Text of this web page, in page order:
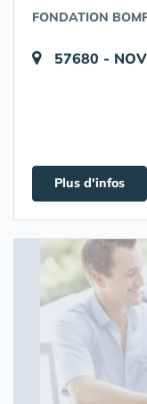
FONDATION
57680 -
Plus d'infos